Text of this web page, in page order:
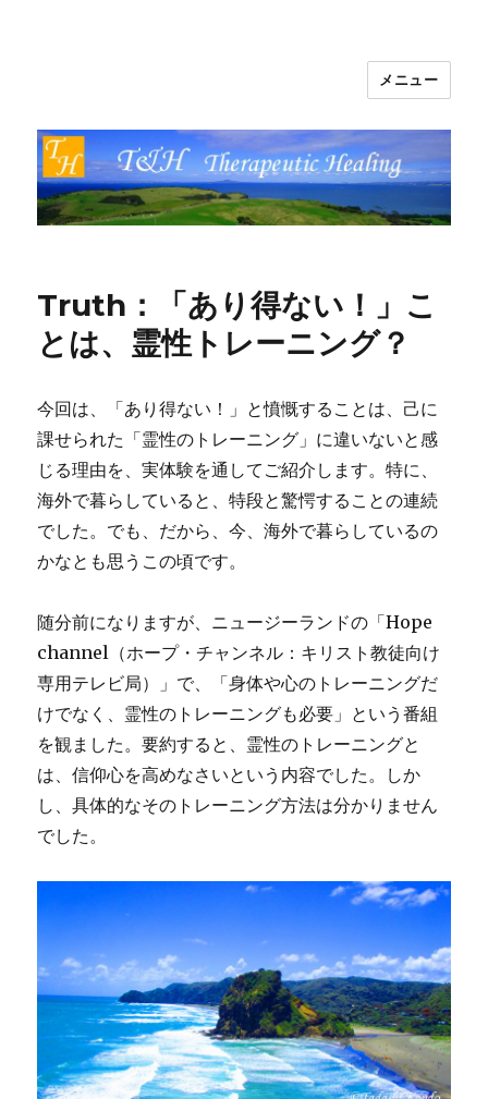
T&H Therapeutic Healing
メニュー
Truth：「あり得ない！」こ
とは、霊性トレーニング？
今回は、「あり得ない！」と憤慨することは、己に
課せられた「霊性のトレーニング」に違いないと感
じる理由を、実体験を通してご紹介します。特に、
海外で暮らしていると、特段と驚愕することの連続
でした。でも、だから、今、海外で暮らしているの
かなとも思うこの頃です。
随分前になりますが、ニュージーランドの「Hope
channel（ホープ・チャンネル：キリスト教徒向け
専用テレビ局）」で、「身体や心のトレーニングだ
けでなく、霊性のトレーニングも必要」という番組
を観ました。要約すると、霊性のトレーニングと
は、信仰心を高めなさいという内容でした。しか
し、具体的なそのトレーニング方法は分かりません
でした。